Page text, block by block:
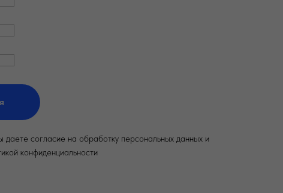
даете согласие на обработку персональных данных и
конфиденциальности